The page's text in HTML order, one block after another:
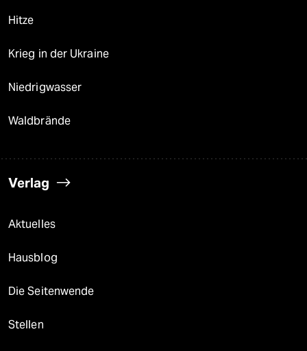
Hitze
Krieg in der Ukraine
Niedrigwasser
Waldbrände
Verlag
Aktuelles
Hausblog
Die Seitenwende
Stellen